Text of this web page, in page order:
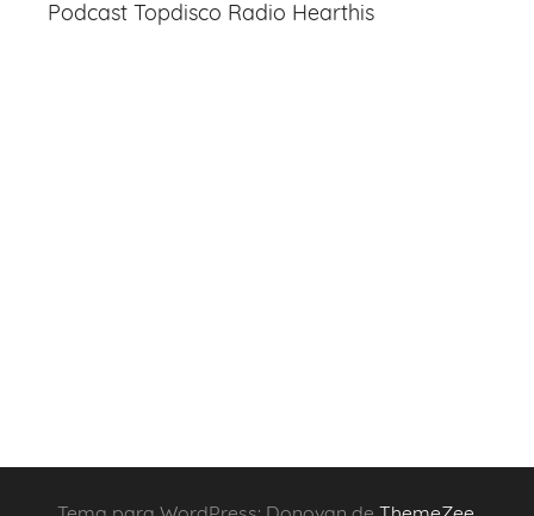
Podcast Topdisco Radio Hearthis